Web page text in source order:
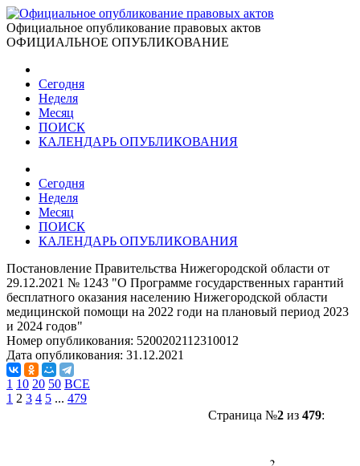
Официальное опубликование правовых актов
ОФИЦИАЛЬНОЕ ОПУБЛИКОВАНИЕ
Сегодня
Неделя
Месяц
ПОИСК
КАЛЕНДАРЬ ОПУБЛИКОВАНИЯ
Сегодня
Неделя
Месяц
ПОИСК
КАЛЕНДАРЬ ОПУБЛИКОВАНИЯ
Постановление Правительства Нижегородской области от
29.12.2021 № 1243 "О Программе государственных гарантий
бесплатного оказания населению Нижегородской области
медицинской помощи на 2022 годи на плановый период 2023
и 2024 годов"
Номер опубликования: 5200202112310012
Дата опубликования: 31.12.2021
1 10 20 50 ВСЕ
1 2 3 4 5 ... 479
Страница №2из 479: